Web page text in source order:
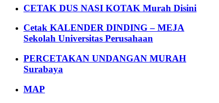
CETAK DUS NASI KOTAK Murah Disini
Cetak KALENDER DINDING – MEJA
Sekolah Universitas Perusahaan
PERCETAKAN UNDANGAN MURAH
Surabaya
MAP